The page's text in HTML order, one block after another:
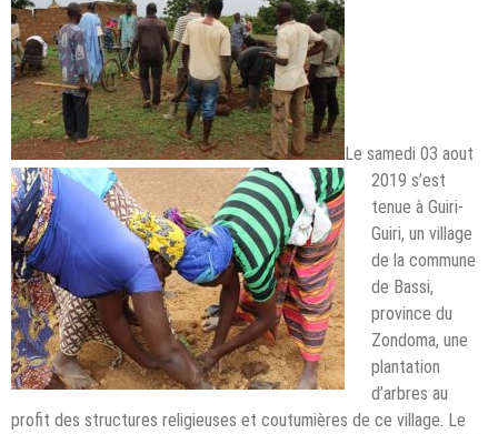
Le samedi 03 aout
2019 s’est
tenue à Guiri-
Guiri, un village
de la commune
de Bassi,
province du
Zondoma, une
plantation
d’arbres au
profit des structures religieuses et coutumières de ce village. Le